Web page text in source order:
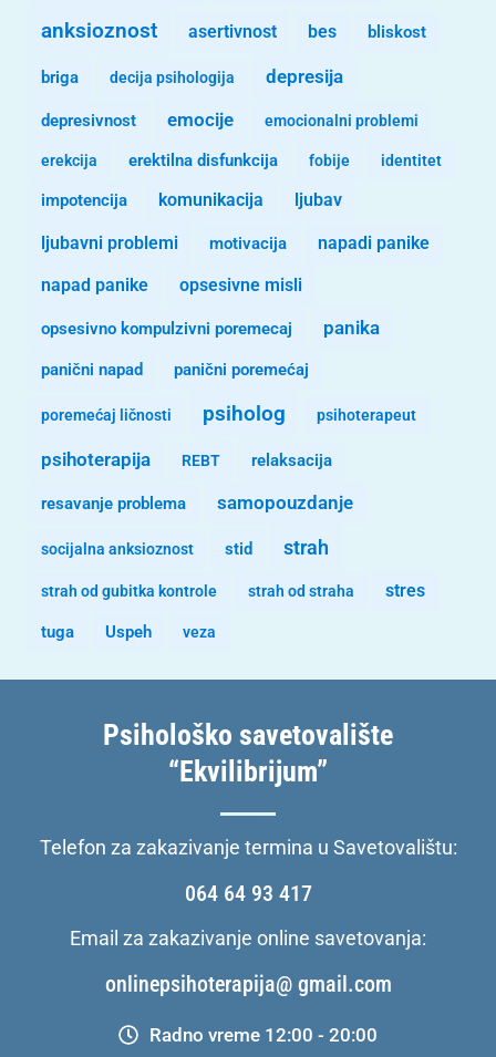
anksioznost asertivnost bes bliskost
briga decija psihologija depresija
depresivnost emocije emocionalni problemi
erekcija erektilna disfunkcija fobije identitet
impotencija komunikacija ljubav
ljubavni problemi motivacija napadi panike
napad panike opsesivne misli
opsesivno kompulzivni poremecaj panika
panični napad panični poremećaj
poremećaj ličnosti psiholog psihoterapeut
psihoterapija REBT relaksacija
resavanje problema samopouzdanje
socijalna anksioznost stid strah
strah od gubitka kontrole strah od straha stres
tuga Uspeh veza
Psihološko savetovalište
“Ekvilibrijum”
Telefon za zakazivanje termina u Savetovalištu:
064 64 93 417
Email za zakazivanje online savetovanja:
onlinepsihoterapija@ gmail.com
Radno vreme 12:00 - 20:00